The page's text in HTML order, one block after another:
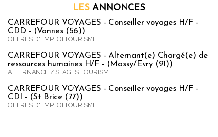
LES ANNONCES
CARREFOUR VOYAGES - Conseiller voyages H/F -
CDD - (Vannes (56))
OFFRES D'EMPLOI TOURISME
CARREFOUR VOYAGES - Alternant(e) Chargé(e) de
ressources humaines H/F - (Massy/Evry (91))
ALTERNANCE / STAGES TOURISME
CARREFOUR VOYAGES - Conseiller voyages H/F -
CDI - (St Brice (77))
OFFRES D'EMPLOI TOURISME